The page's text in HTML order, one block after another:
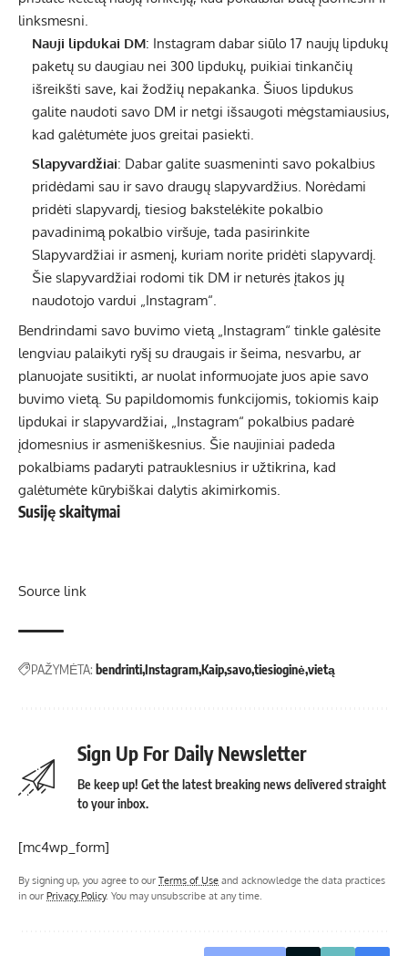
linksmesni.
Nauji lipdukai DM: Instagram dabar siūlo 17 naujų lipdukų
paketų su daugiau nei 300 lipdukų, puikiai tinkančių
išreikšti save, kai žodžių nepakanka. Šiuos lipdukus
galite naudoti savo DM ir netgi išsaugoti mėgstamiausius,
kad galėtumėte juos greitai pasiekti.
Slapyvardžiai: Dabar galite suasmeninti savo pokalbius
pridėdami sau ir savo draugų slapyvardžius. Norėdami
pridėti slapyvardį, tiesiog bakstelėkite pokalbio
pavadinimą pokalbio viršuje, tada pasirinkite
Slapyvardžiai ir asmenį, kuriam norite pridėti slapyvardį.
Šie slapyvardžiai rodomi tik DM ir neturės įtakos jų
naudotojo vardui „Instagram“.
Bendrindami savo buvimo vietą „Instagram“ tinkle galėsite
lengviau palaikyti ryšį su draugais ir šeima, nesvarbu, ar
planuojate susitikti, ar nuolat informuojate juos apie savo
buvimo vietą. Su papildomomis funkcijomis, tokiomis kaip
lipdukai ir slapyvardžiai, „Instagram“ pokalbius padarė
įdomesnius ir asmeniškesnius. Šie naujiniai padeda
pokalbiams padaryti patrauklesnius ir užtikrina, kad
galėtumėte kūrybiškai dalytis akimirkomis.
Susiję skaitymai
Source link
PAŽYMĖTA: bendrintiInstagramKaipsavotiesioginėvietą
Sign Up For Daily Newsletter
Be keep up! Get the latest breaking news delivered straight
to your inbox.
[mc4wp_form]
By signing up, you agree to our Terms of Use and acknowledge the data practices
in our Privacy Policy. You may unsubscribe at any time.